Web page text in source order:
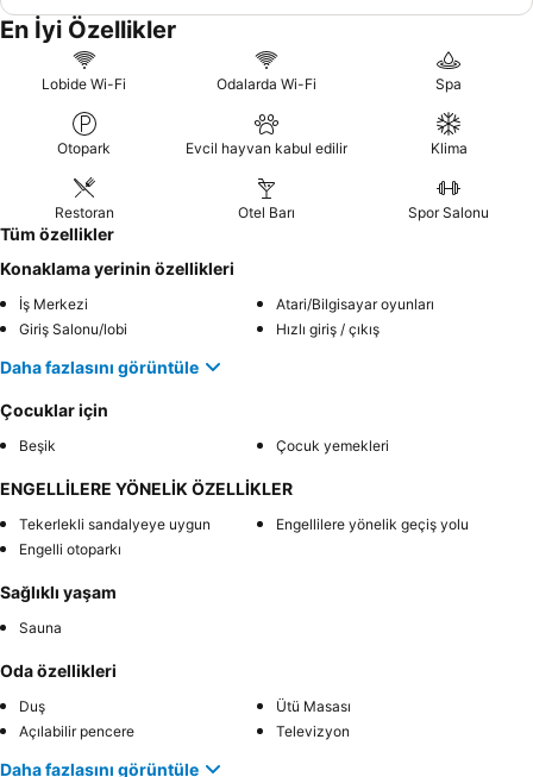
En İyi Özellikler
Lobide Wi-Fi Odalarda Wi-Fi Spa
Otopark Evcil hayvan kabul edilir Klima
Restoran Otel Barı Spor Salonu
Tüm özellikler
Konaklama yerinin özellikleri
İş Merkezi
Atari/Bilgisayar oyunları
Giriş Salonu/lobi
Hızlı giriş / çıkış
Daha fazlasını görüntüle
Çocuklar için
Beşik Çocuk yemekleri
ENGELLİLERE YÖNELİK ÖZELLİKLER
Tekerlekli sandalyeye uygun
Engellilere yönelik geçiş yolu
Engelli otoparkı
Sağlıklı yaşam
Sauna
Oda özellikleri
Duş
Ütü Masası
Açılabilir pencere
Televizyon
Daha fazlasını görüntüle